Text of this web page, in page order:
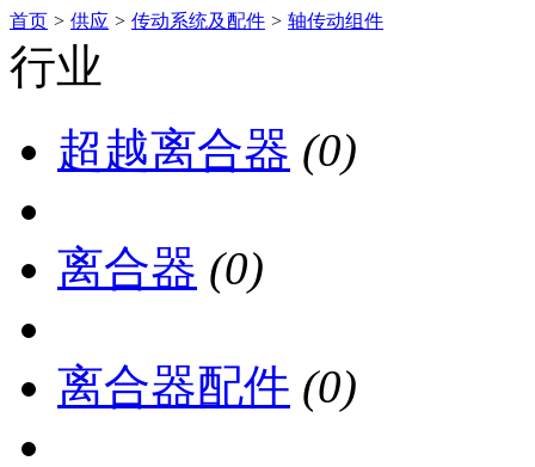
首页 > 供应 > 传动系统及配件 > 轴传动组件
行业
超越离合器 (0)
离合器 (0)
离合器配件 (0)